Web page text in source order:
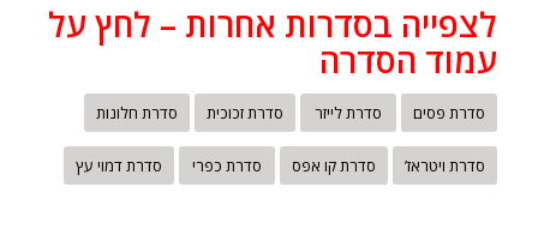
לצפייה בסדרות אחרות – לחץ על
עמוד הסדרה
סדרת פסים סדרת לייזר סדרת זכוכית סדרת חלונות
סדרת ויטראז’ סדרת קו אפס סדרת כפרי סדרת דמוי עץ